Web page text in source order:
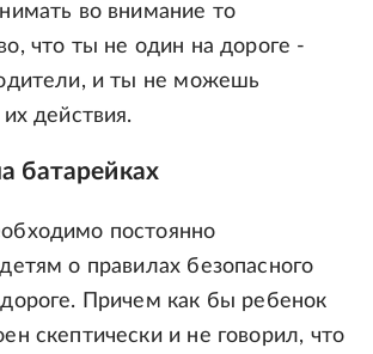
во внимание то
что ты не один на дороге -
и ты не можешь
действия.
батарейках
постоянно
о правилах безопасного
Причем как бы ребенок
скептически и не говорил, что